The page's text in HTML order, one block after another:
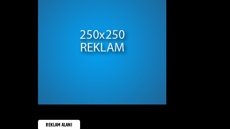
REKLAM ALANI